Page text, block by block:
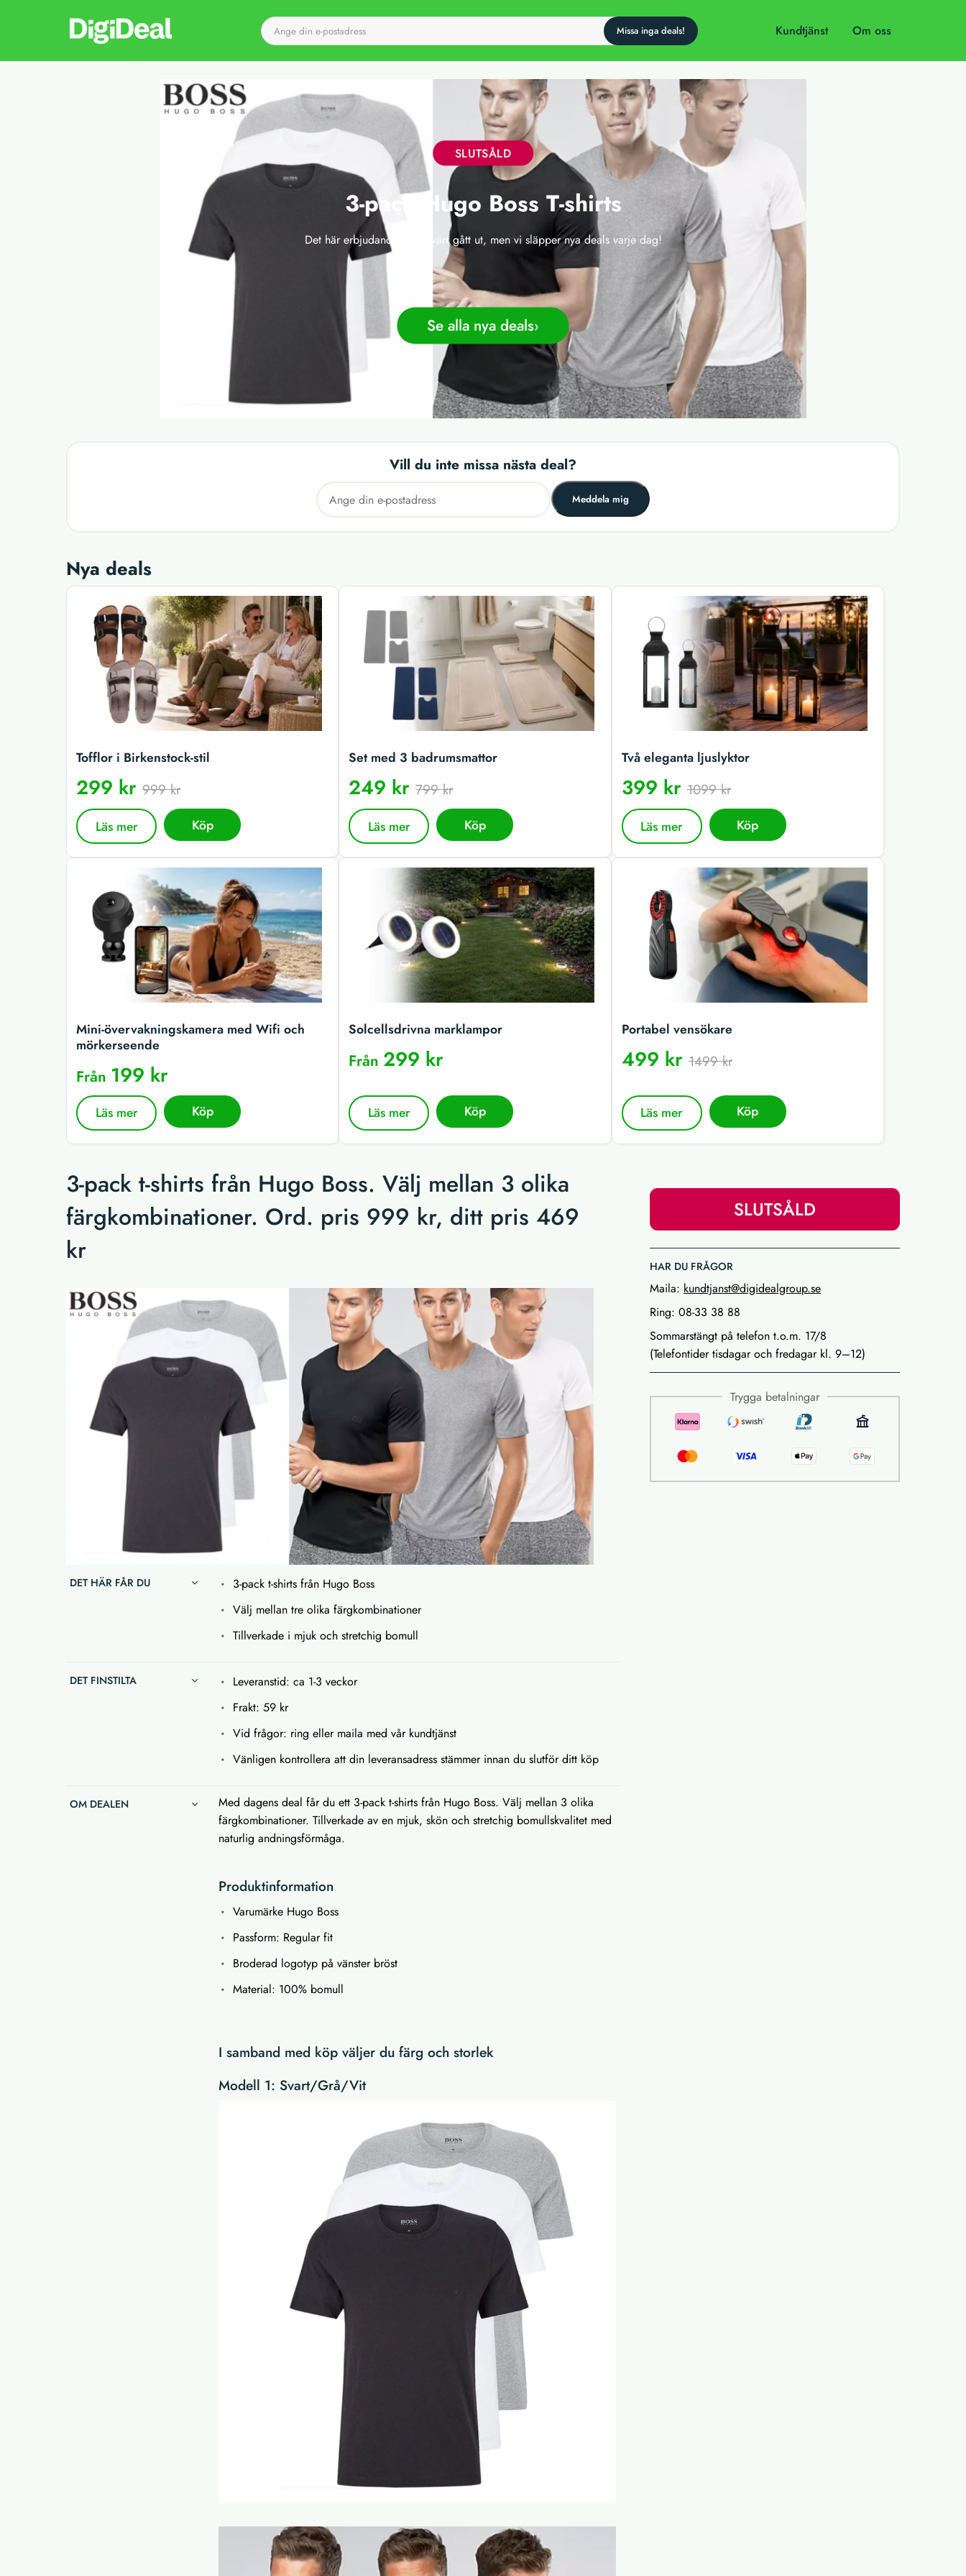
Till startsidan Kundtjänst Om oss
SLUTSÅLD
3-pack Hugo Boss T-shirts
Det här erbjudandet har tyvärr gått ut, men vi släpper nya deals varje dag!
Se alla nya deals
Vill du inte missa nästa deal?
Meddela mig
Nya deals
Tofflor i Birkenstock-stil
299 kr 999 kr
Läs mer Köp
Set med 3 badrumsmattor
249 kr799 kr
Läs mer Köp
Två eleganta ljuslyktor
399 kr1099 kr
Läs mer Köp
Mini-övervakningskamera med Wifi och
mörkerseende
Från 199 kr
Läs mer Köp
Solcellsdrivna marklampor
Från299 kr
Läs mer Köp
Portabel vensökare
499 kr1499 kr
Läs mer Köp
3-pack t-shirts från Hugo Boss. Välj mellan 3 olika
färgkombinationer. Ord. pris 999 kr, ditt pris 469
kr
SLUTSÅLD
HAR DU FRÅGOR
Maila: kundtjanst@digidealgroup.se
Ring: 08-33 38 88
Sommarstängt på telefon t.o.m. 17/8
(Telefontider tisdagar och fredagar kl. 9–12)
Trygga betalningar
DET HÄR FÅR DU
3-pack t-shirts från Hugo Boss
Välj mellan tre olika färgkombinationer
Tillverkade i mjuk och stretchig bomull
DET FINSTILTA
Leveranstid: ca 1-3 veckor
Frakt: 59 kr
Vid frågor: ring eller maila med vår kundtjänst
Vänligen kontrollera att din leveransadress stämmer innan du slutför ditt köp
OM DEALEN
Med dagens deal får du ett 3-pack t-shirts från Hugo Boss. Välj mellan 3 olika
färgkombinationer. Tillverkade av en mjuk, skön och stretchig bomullskvalitet med
naturlig andningsförmåga.
Produktinformation
Varumärke Hugo Boss
Passform: Regular fit
Broderad logotyp på vänster bröst
Material: 100% bomull
I samband med köp väljer du färg och storlek
Modell 1: Svart/Grå/Vit